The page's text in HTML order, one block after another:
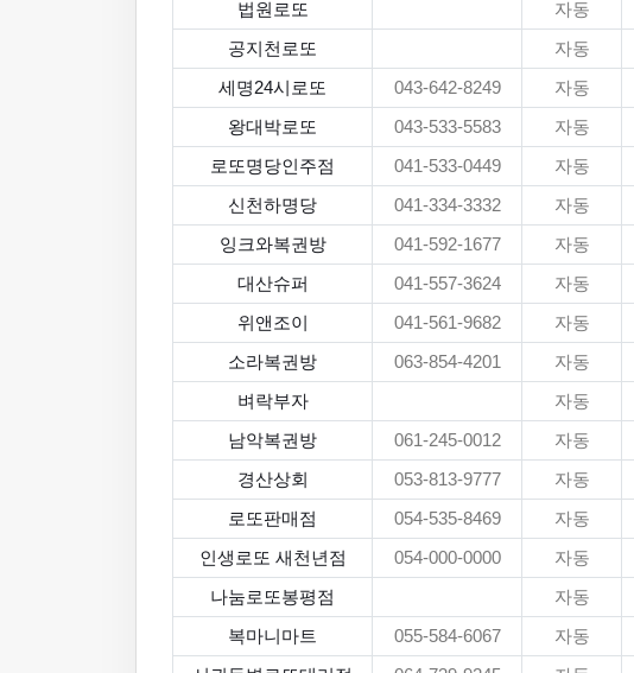
법원로또 자동
공지천로또 자동
세명24시로또 043-642-8249 자동
왕대박로또 043-533-5583 자동
로또명당인주점 041-533-0449 자동
신천하명당 041-334-3332 자동
잉크와복권방 041-592-1677 자동
대산슈퍼 041-557-3624 자동
위앤조이 041-561-9682 자동
소라복권방 063-854-4201 자동
벼락부자 자동
남악복권방 061-245-0012 자동
경산상회 053-813-9777 자동
로또판매점 054-535-8469 자동
인생로또 새천년점 054-000-0000 자동
나눔로또봉평점 자동
복마니마트 055-584-6067 자동